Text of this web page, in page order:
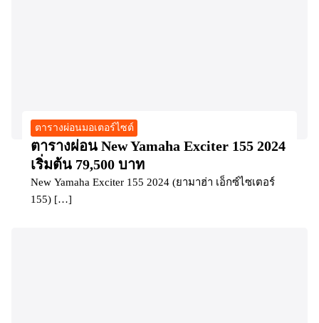
ตารางผ่อนมอเตอร์ไซต์
ตารางผ่อน New Yamaha Exciter 155 2024
เริ่มต้น 79,500 บาท
New Yamaha Exciter 155 2024 (ยามาฮ่า เอ็กซ์ไซเตอร์
155) […]